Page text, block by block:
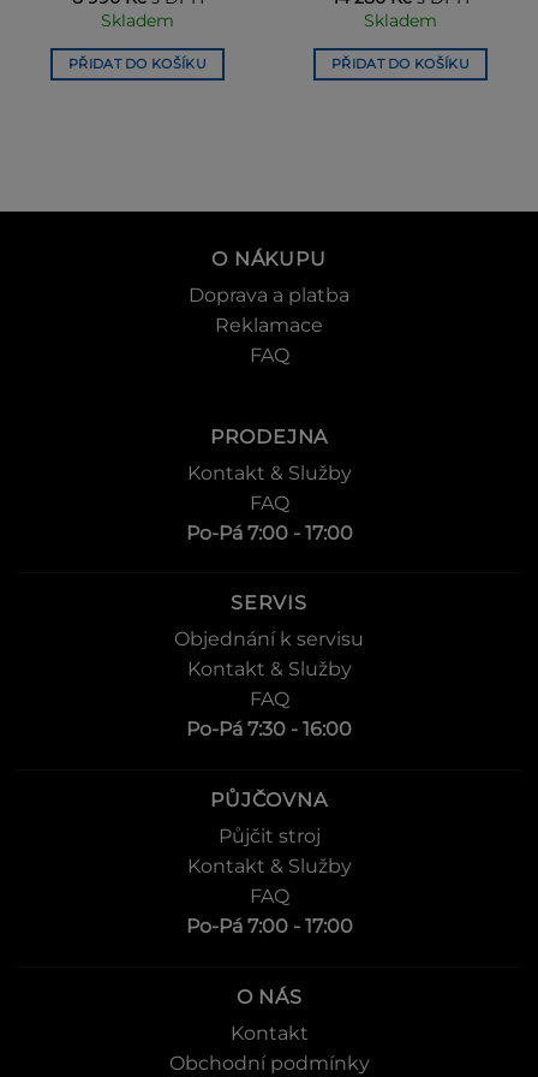
7 990 Kč.
Skladem
PŘIDAT DO KOŠÍKU
12 690 Kč.
Skladem
PŘIDAT DO KOŠÍKU
O NÁKUPU
Doprava a platba
Reklamace
FAQ
PRODEJNA
Kontakt & Služby
FAQ
Po-Pá 7:00 - 17:00
SERVIS
Objednání k servisu
Kontakt & Služby
FAQ
Po-Pá 7:30 - 16:00
PŮJČOVNA
Půjčit stroj
Kontakt & Služby
FAQ
Po-Pá 7:00 - 17:00
O NÁS
Kontakt
Obchodní podmínky